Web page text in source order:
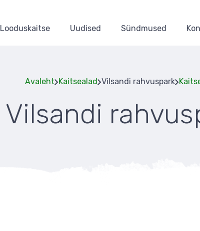
Looduskaitse Uudised Sündmused
Avaleht Kaitsealad Vilsandi rahvuspark
Vilsandi